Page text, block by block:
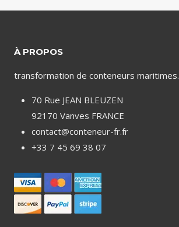
À PROPOS
transformation de conteneurs maritimes.
70 Rue JEAN BLEUZEN
92170 Vanves FRANCE
contact@conteneur-fr.fr
+33 7 45 69 38 07